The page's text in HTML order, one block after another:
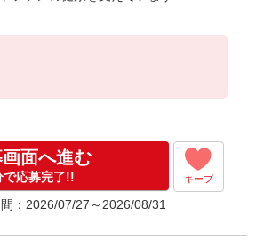
境に合わせて最大限に考慮します
ください★
額1,031円
面へ進む
で応募完了!! キープ
：2026/07/27～2026/08/31